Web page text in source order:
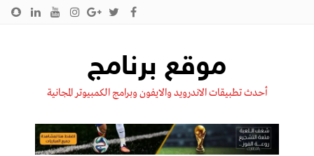
موقع برنامج
أحدث تطبيقات الاندرويد والايفون وبرامج الكمبيوتر المجانية